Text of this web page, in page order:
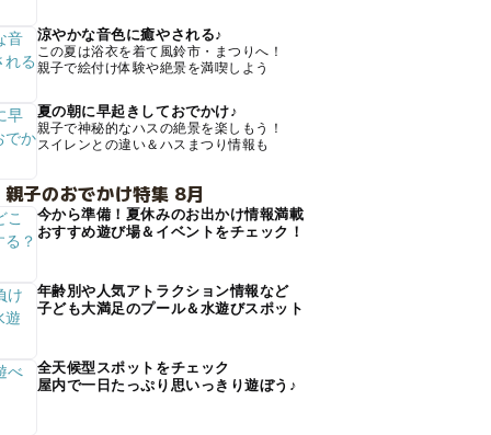
涼やかな音色に癒やされる♪
この夏は浴衣を着て風鈴市・まつりへ！
親子で絵付け体験や絶景を満喫しよう
夏の朝に早起きしておでかけ♪
親子で神秘的なハスの絶景を楽しもう！
スイレンとの違い＆ハスまつり情報も
子のおでかけ特集 8月
今から準備！夏休みのお出かけ情報満載
おすすめ遊び場＆イベントをチェック！
年齢別や人気アトラクション情報など
子ども大満足のプール＆水遊びスポット
全天候型スポットをチェック
屋内で一日たっぷり思いっきり遊ぼう♪